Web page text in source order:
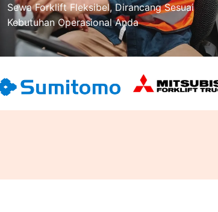
Sewa Forklift Fleksibel, Dirancang Sesuai
Kebutuhan Operasional Anda